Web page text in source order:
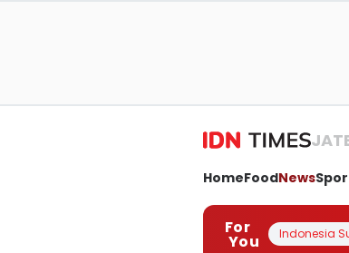
HomeFoodNews
For
You Indonesia